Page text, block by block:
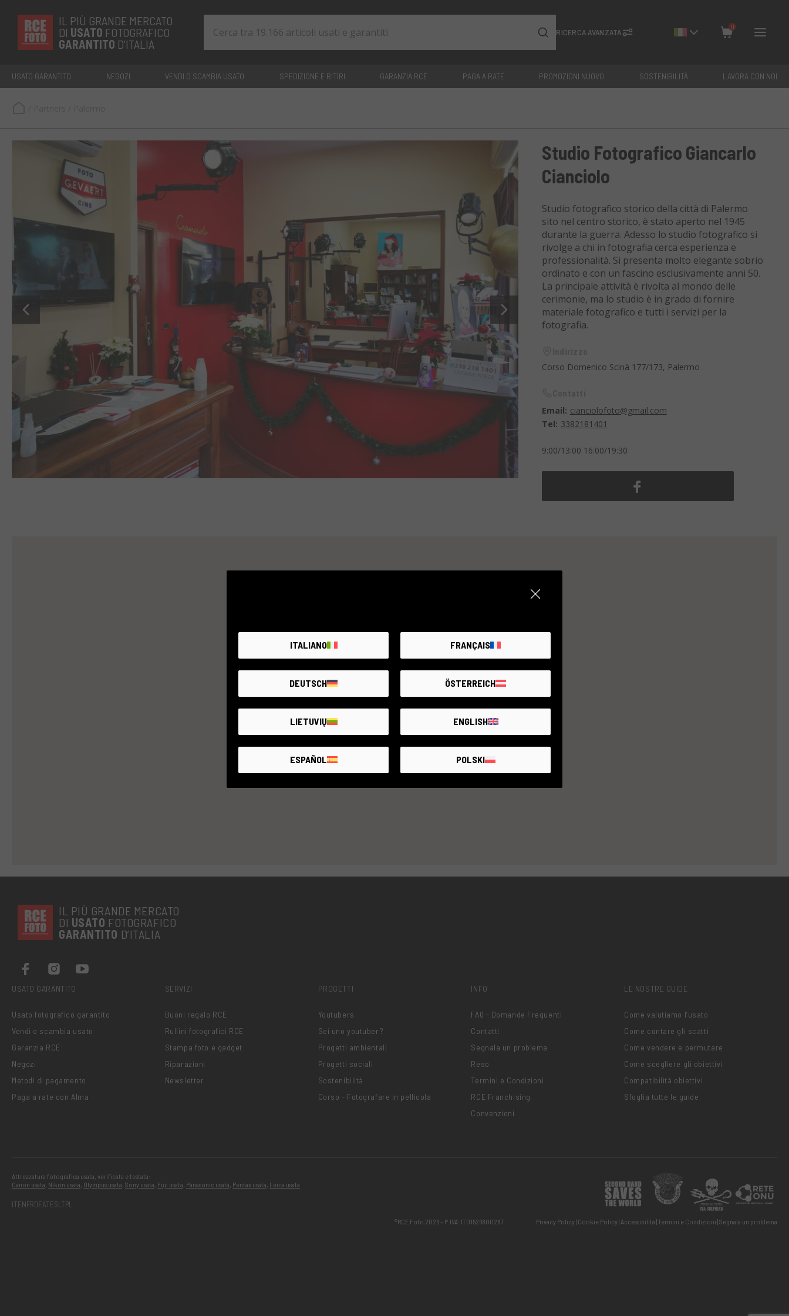
IL PIÙ GRANDE MERCATO
DI USATO FOTOGRAFICO
GARANTITO D’ITALIA
RICERCA AVANZATA
0
Chiudi
USATO GARANTITO NEGOZI VENDI O SCAMBIA USATO SPEDIZIONE E RITIRI GARANZIA RCE PAGA A RATE PROMOZIONI NUOVO SOSTENIBILITÀ LAVORA CON NOI
Studio Fotografico Giancarlo
Cianciolo
Studio fotografico storico della città di Palermo
sito nel centro storico, è stato aperto nel 1945
durante la guerra. Adesso lo studio fotografico si
rivolge a chi in fotografia cerca esperienza e
professionalità. Si presenta molto elegante sobrio
ordinato e con un fascino esclusivamente anni 50.
La principale attività è rivolta al mondo delle
cerimonie, ma lo studio è in grado di fornire
materiale fotografico e tutti i servizi per la
fotografia.
Corso Domenico Scinà 177/173, Palermo
Email: cianciolofoto@gmail.com
Tel: 3382181401
9:00/13:00 16:00/19:30
IL PIÙ GRANDE MERCATO
DI USATO FOTOGRAFICO
GARANTITO D’ITALIA
USATO GARANTITO
Usato fotografico garantito
Vendi o scambia usato
Garanzia RCE
Negozi
Metodi di pagamento
Paga a rate con Alma
SERVIZI
Buoni regalo RCE
Rullini fotografici RCE
Stampa foto e gadget
Riparazioni
Newsletter
PROGETTI
Youtubers
Sei uno youtuber?
Progetti ambientali
Progetti sociali
Sostenibilità
Corso - Fotografare in pellicola
INFO
FAQ - Domande Frequenti
Contatti
Segnala un problema
Reso
Termini e Condizioni
RCE Franchising
Convenzioni
LE NOSTRE GUIDE
Come valutiamo l’usato
Come contare gli scatti
Come vendere e permutare
Come scegliere gli obiettivi
Compatibilità obiettivi
Sfoglia tutte le guide
Attrezzatura fotografica usata, verificata e testata:
Canon usata, Nikon usata, Olympus usata, Sony usata, Fuji usata, Panasonic usata, Pentax usata, Leica usata
ITENFRDEATESLTPL
®RCE Foto 2026 – P.IVA: IT01526800287 Privacy Policy Cookie Policy Accessibilità Termini e Condizioni Segnala un problema
ITALIANO FRANÇAIS
DEUTSCH ÖSTERREICH
LIETUVIŲ ENGLISH
ESPAÑOL POLSKI